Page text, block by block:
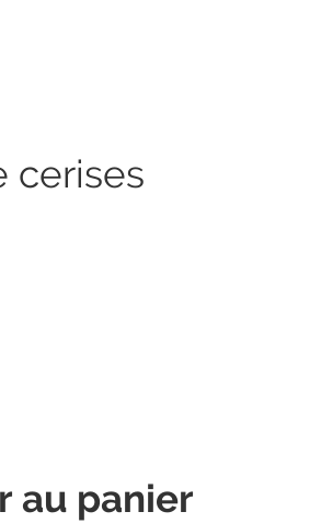
cerises
au panier